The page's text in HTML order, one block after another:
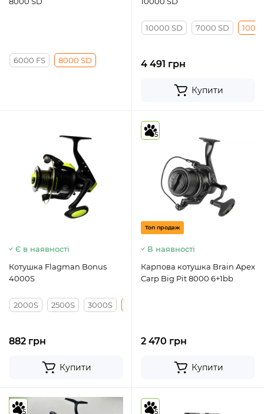
6000 FS 8000 SD
10000 SD 7000 SD
4 491 грн
Купити
Є в наявності
Котушка Flagman Bonus
4000S
2000S 2500S 3000S
882 грн
Купити
5
Топ продаж
В наявності
Карпова котушка Brain Apex
Carp Big Pit 8000 6+1bb
2 470 грн
Купити
5 5